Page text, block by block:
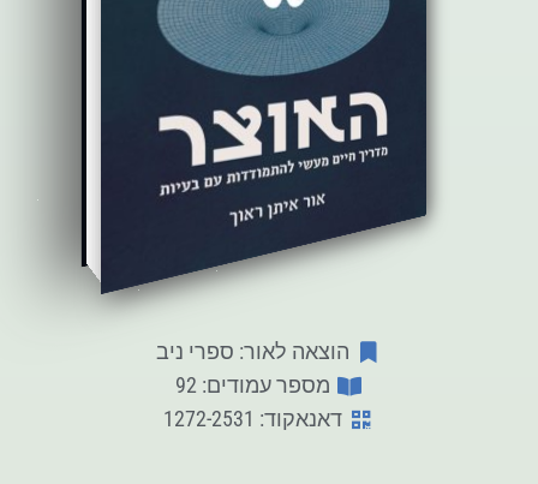
הוצאה לאור: ספרי ניב
מספר עמודים: 92
דאנאקוד: 1272-2531